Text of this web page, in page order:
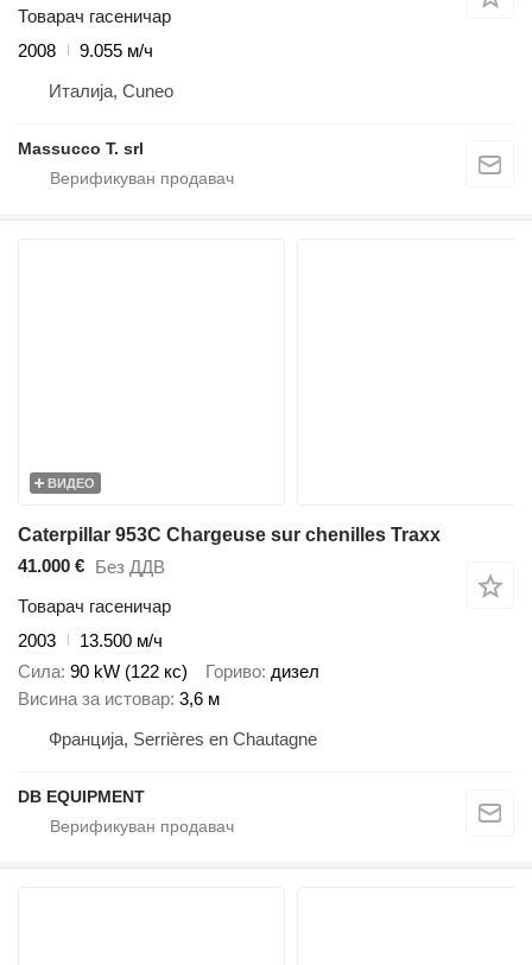
Товарач гасеничар
2008
9.055 м/ч
Италија, Cuneo
Massucco T. srl
ВИДЕО
Caterpillar 953C Chargeuse sur chenilles Traxx
41.000 € Без ДДВ
Товарач гасеничар
2003
13.500 м/ч
Сила 90 kW (122 кс) Гориво дизел
Висина за истовар 3,6 м
Франција, Serrières en Chautagne
DB EQUIPMENT